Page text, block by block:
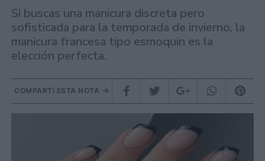
Si buscas una manicura discreta pero
sofisticada para la temporada de invierno, la
manicura francesa tipo esmoquin es la
elección perfecta.
COMPARTÍ ESTA NOTA